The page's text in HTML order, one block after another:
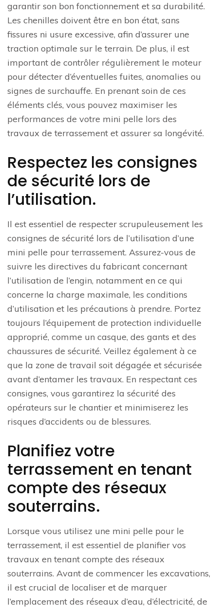
garantir son bon fonctionnement et sa durabilité.
Les chenilles doivent être en bon état, sans
fissures ni usure excessive, afin d’assurer une
traction optimale sur le terrain. De plus, il est
important de contrôler régulièrement le moteur
pour détecter d’éventuelles fuites, anomalies ou
signes de surchauffe. En prenant soin de ces
éléments clés, vous pouvez maximiser les
performances de votre mini pelle lors des
travaux de terrassement et assurer sa longévité.
Respectez les consignes
de sécurité lors de
l’utilisation.
Il est essentiel de respecter scrupuleusement les
consignes de sécurité lors de l’utilisation d’une
mini pelle pour terrassement. Assurez-vous de
suivre les directives du fabricant concernant
l’utilisation de l’engin, notamment en ce qui
concerne la charge maximale, les conditions
d’utilisation et les précautions à prendre. Portez
toujours l’équipement de protection individuelle
approprié, comme un casque, des gants et des
chaussures de sécurité. Veillez également à ce
que la zone de travail soit dégagée et sécurisée
avant d’entamer les travaux. En respectant ces
consignes, vous garantirez la sécurité des
opérateurs sur le chantier et minimiserez les
risques d’accidents ou de blessures.
Planifiez votre
terrassement en tenant
compte des réseaux
souterrains.
Lorsque vous utilisez une mini pelle pour le
terrassement, il est essentiel de planifier vos
travaux en tenant compte des réseaux
souterrains. Avant de commencer les excavations,
il est crucial de localiser et de marquer
l’emplacement des réseaux d’eau, d’électricité, de